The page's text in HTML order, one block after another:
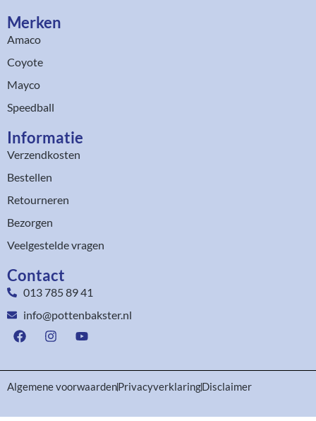
Merken
Amaco
Coyote
Mayco
Speedball
Informatie
Verzendkosten
Bestellen
Retourneren
Bezorgen
Veelgestelde vragen
Contact
013 785 89 41
info@pottenbakster.nl
Algemene voorwaardenPrivacyverklaringDisclaimer